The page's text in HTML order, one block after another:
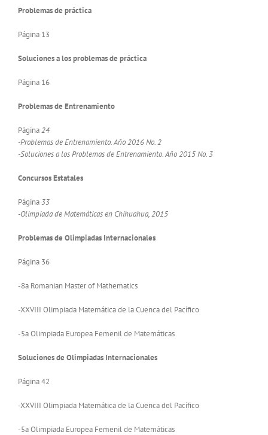
Problemas de práctica
Página 13
Soluciones a los problemas de práctica
Página 16
Problemas de Entrenamiento
Página24
-Problemas de Entrenamiento. Año 2016 No. 2
-Soluciones a los Problemas de Entrenamiento. Año 2015 No. 3
Concursos Estatales
Página33
-Olimpiada de Matemáticas en Chihuahua, 2015
Problemas de Olimpiadas Internacionales
Página 36
-8a Romanian Master of Mathematics
-XXVIII Olimpiada Matemática de la Cuenca del Pacífico
-5a Olimpiada Europea Femenil de Matemáticas
Soluciones de Olimpiadas Internacionales
Página 42
-XXVIII Olimpiada Matemática de la Cuenca del Pacífico
-5a Olimpiada Europea Femenil de Matemáticas